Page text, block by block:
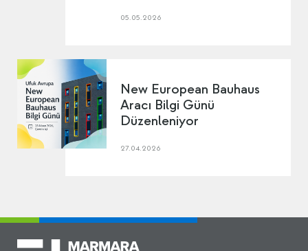
05.05.2026
New European Bauhaus
Aracı Bilgi Günü
Düzenleniyor
27.04.2026